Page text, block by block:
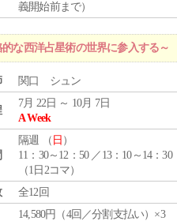
義開始前まで）
な西洋占星術の世界に参入する～
関口 シュン
7月 22日 ～ 10月 7日
A Week
隔週 （ 日 ）
11：30～12：50 ／13：10～14：30
（1日2コマ）
全12回
14,580円（4回／分割支払い）×3